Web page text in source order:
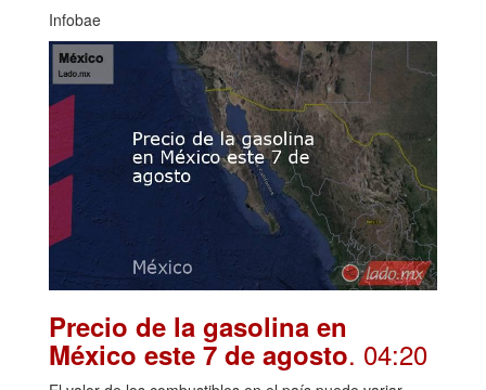
Infobae
Precio de la gasolina en
México este 7 de agosto. 04:20